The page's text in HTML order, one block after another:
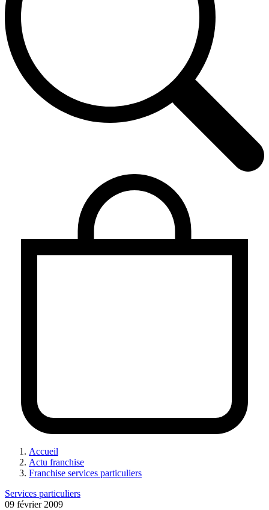
Accueil
Actu franchise
Franchise services particuliers
Services particuliers
09 février 2009